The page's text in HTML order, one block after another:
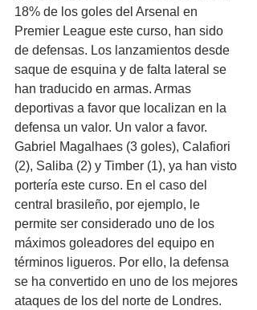
18% de los goles del Arsenal en
Premier League este curso, han sido
de defensas. Los lanzamientos desde
saque de esquina y de falta lateral se
han traducido en armas. Armas
deportivas a favor que localizan en la
defensa un valor. Un valor a favor.
Gabriel Magalhaes (3 goles), Calafiori
(2), Saliba (2) y Timber (1), ya han visto
portería este curso. En el caso del
central brasileño, por ejemplo, le
permite ser considerado uno de los
máximos goleadores del equipo en
términos ligueros. Por ello, la defensa
se ha convertido en uno de los mejores
ataques de los del norte de Londres.